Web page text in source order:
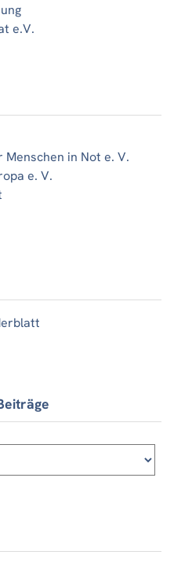
e.V.
in Not e. V.
e. V.